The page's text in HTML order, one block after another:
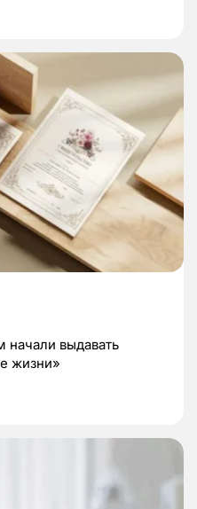
выдавать
жизни»